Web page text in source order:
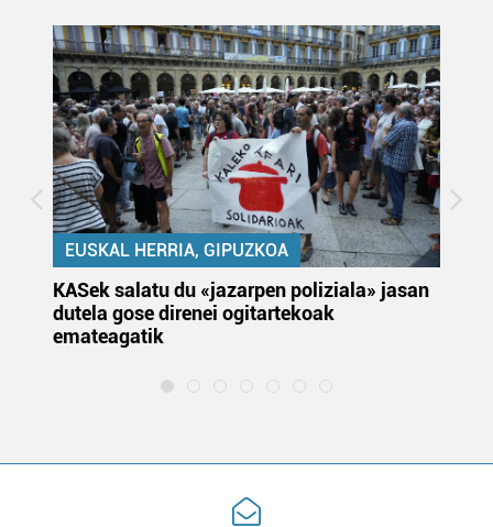
EUSKAL HERRIA, GIPUZKOA
KASek salatu du «jazarpen poliziala» jasan
dutela gose direnei ogitartekoak
emateagatik